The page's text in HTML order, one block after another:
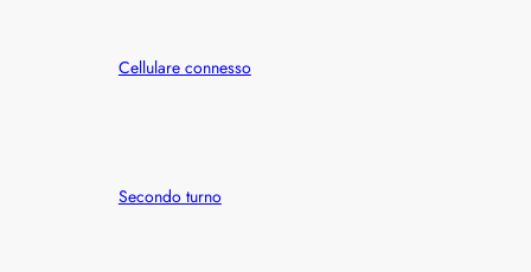
Cellulare connesso
Secondo turno